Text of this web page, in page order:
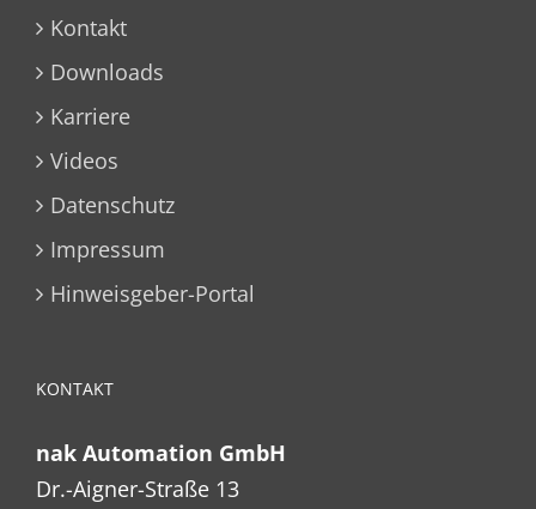
Kontakt
Downloads
Karriere
Videos
Datenschutz
Impressum
Hinweisgeber-Portal
KONTAKT
nak Automation GmbH
Dr.-Aigner-Straße 13